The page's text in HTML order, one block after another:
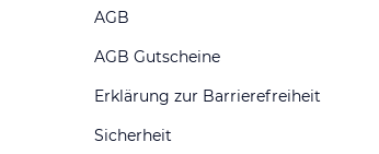
AGB
AGB Gutscheine
Erklärung zur Barrierefreiheit
Sicherheit